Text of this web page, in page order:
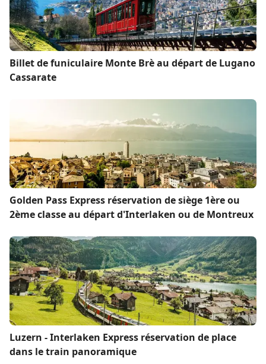
Billet de funiculaire Monte Brè au départ de Lugano
Cassarate
Golden Pass Express réservation de siège 1ère ou
2ème classe au départ d'Interlaken ou de Montreux
Luzern - Interlaken Express réservation de place
dans le train panoramique